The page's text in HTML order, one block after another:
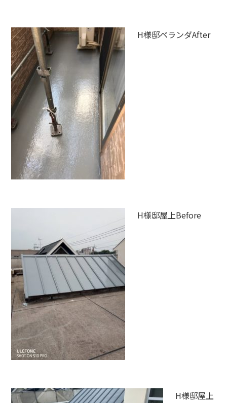
H様邸ベランダAfter
H様邸屋上Before
H様邸屋上